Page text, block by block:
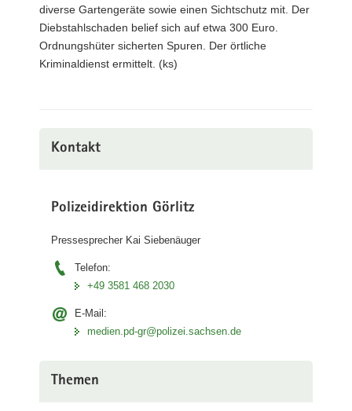
diverse Gartengeräte sowie einen Sichtschutz mit. Der
Diebstahlschaden belief sich auf etwa 300 Euro.
Ordnungshüter sicherten Spuren. Der örtliche
Kriminaldienst ermittelt. (ks)
Kontakt
Polizeidirektion Görlitz
Pressesprecher Kai Siebenäuger
Telefon:
+49 3581 468 2030
E-Mail:
medien.pd-gr@polizei.sachsen.de
Themen